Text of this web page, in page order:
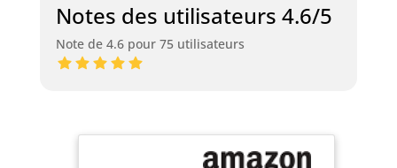
Notes des utilisateurs 4.6/5
Note de 4.6 pour 75 utilisateurs